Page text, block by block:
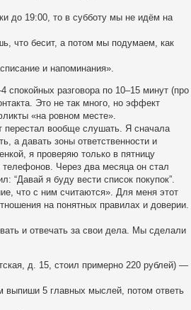
до 19:00, то в субботу мы не идём на
что бесит, а потом мы подумаем, как
и напоминания».
разговора по 10–15 минут (про
Это не так много, но эффект
«на ровном месте».
перестал вообще слушать. Я сначала
а давать зоны ответственности и
я проверяю только в пятницу
Через два месяца он стал
“Давай я буду вести список покупок”.
что с ним считаются». Для меня этот
на понятных правилах и доверии.
и отвечать за свои дела. Мы сделали
д. 15, стоил примерно 220 рублей) —
выпиши 5 главных мыслей, потом ответь